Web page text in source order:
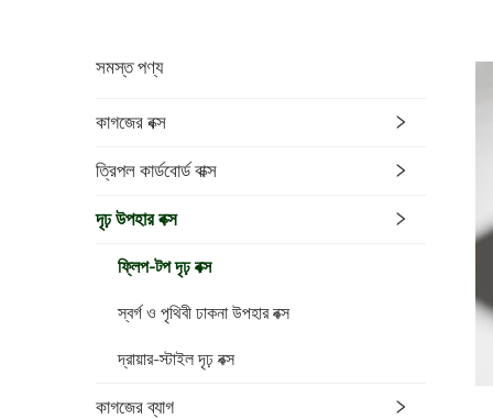
সমস্ত পণ্য
কাগজের বক্স
ত্রিপল কার্ডবোর্ড বাক্স
দৃঢ় উপহার বক্স
ফ্লিপ-টপ দৃঢ় বক্স
স্বর্গ ও পৃথিবী ঢাকনা উপহার বক্স
দ্রায়ার-স্টাইল দৃঢ় বক্স
কাগজের ব্যাগ